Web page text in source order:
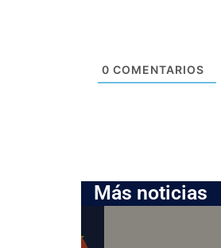
0 COMENTARIOS
Más noticias